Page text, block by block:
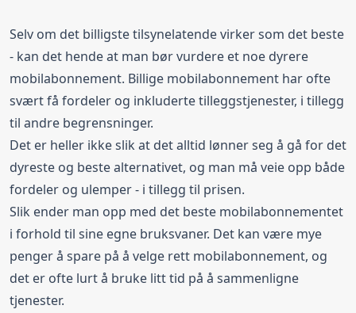
Selv om det billigste tilsynelatende virker som det beste
- kan det hende at man bør vurdere et noe dyrere
mobilabonnement. Billige mobilabonnement har ofte
svært få fordeler og inkluderte tilleggstjenester, i tillegg
til andre begrensninger.
Det er heller ikke slik at det alltid lønner seg å gå for det
dyreste og beste alternativet, og man må veie opp både
fordeler og ulemper - i tillegg til prisen.
Slik ender man opp med det beste mobilabonnementet
i forhold til sine egne bruksvaner. Det kan være mye
penger å spare på å velge rett mobilabonnement, og
det er ofte lurt å bruke litt tid på å sammenligne
tjenester.